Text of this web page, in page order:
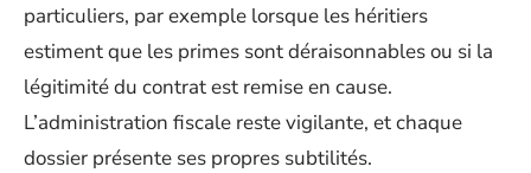
particuliers, par exemple lorsque les héritiers
estiment que les primes sont déraisonnables ou si la
légitimité du contrat est remise en cause.
L’administration fiscale reste vigilante, et chaque
dossier présente ses propres subtilités.